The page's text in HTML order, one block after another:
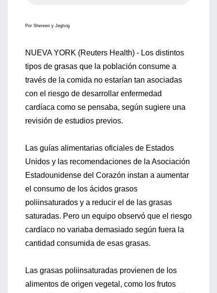
Por Shereen y Jegtvig
NUEVA YORK (Reuters Health) - Los distintos
tipos de grasas que la población consume a
través de la comida no estarían tan asociadas
con el riesgo de desarrollar enfermedad
cardíaca como se pensaba, según sugiere una
revisión de estudios previos.
Las guías alimentarias oficiales de Estados
Unidos y las recomendaciones de la Asociación
Estadounidense del Corazón instan a aumentar
el consumo de los ácidos grasos
poliinsaturados y a reducir el de las grasas
saturadas. Pero un equipo observó que el riesgo
cardíaco no variaba demasiado según fuera la
cantidad consumida de esas grasas.
Las grasas poliinsaturadas provienen de los
alimentos de origen vegetal, como los frutos